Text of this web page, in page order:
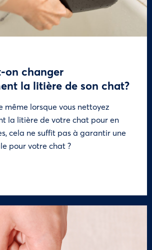
on changer
la litière de son chat?
même lorsque vous nettoyez
la litière de votre chat pour en
cela ne suffit pas à garantir une
pour votre chat ?